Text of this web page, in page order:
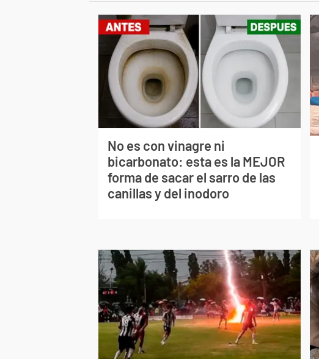
No es con vinagre ni
bicarbonato: esta es la MEJOR
forma de sacar el sarro de las
canillas y del inodoro